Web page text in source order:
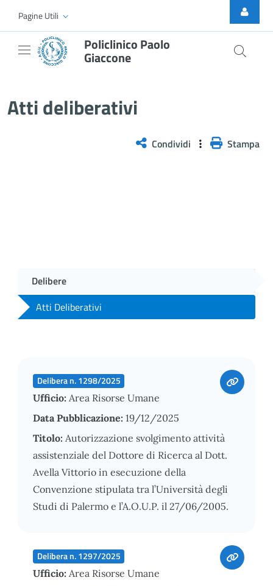
Skip to Main Content
Pagine Utili
Policlinico Paolo
Giaccone
Atti deliberativi
Condividi Stampa
Delibere
Atti Deliberativi
Delibera n. 1298/2025
Ufficio: Area Risorse Umane
Data Pubblicazione: 19/12/2025
Titolo: Autorizzazione svolgimento attività
assistenziale del Dottore di Ricerca al Dott.
Avella Vittorio in esecuzione della
Convenzione stipulata tra l’Università degli
Studi di Palermo e l’A.O.U.P. il 27/06/2005.
Delibera n. 1297/2025
Ufficio: Area Risorse Umane